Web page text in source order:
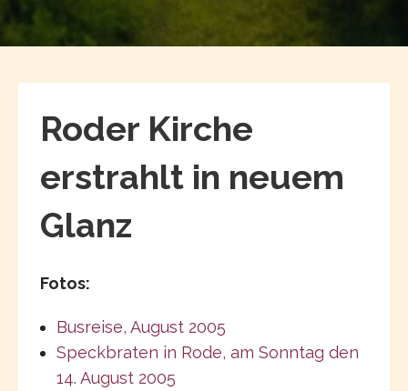
Roder Kirche
erstrahlt in neuem
Glanz
Fotos:
Busreise, August 2005
Speckbraten in Rode, am Sonntag den
14. August 2005